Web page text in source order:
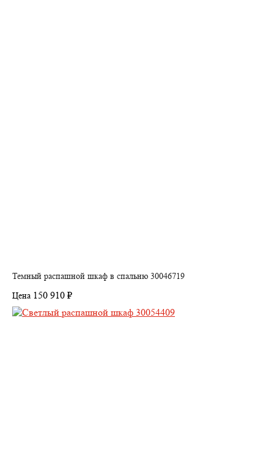
Темный распашной шкаф в спальню 30046719
Цена 150 910 ₽